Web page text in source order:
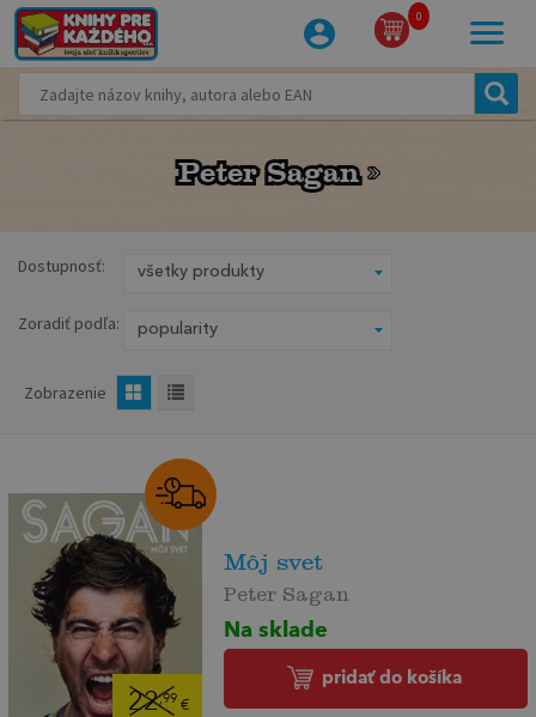
0
Peter Sagan
Peter Sagan
Dostupnosť:
Zoradiť podľa:
Zobrazenie
22,99 €
Môj svet
Peter Sagan
Na sklade
pridať do košíka